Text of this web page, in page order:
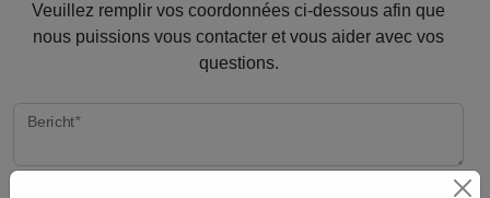
Veuillez remplir vos coordonnées ci-dessous afin que
nous puissions vous contacter et vous aider avec vos
questions.
809d0a85
bee2bbf7
bf00a69d
f5368215
ba17babd
e755c5c0
1ee73fa2
Bericht*obligatoire